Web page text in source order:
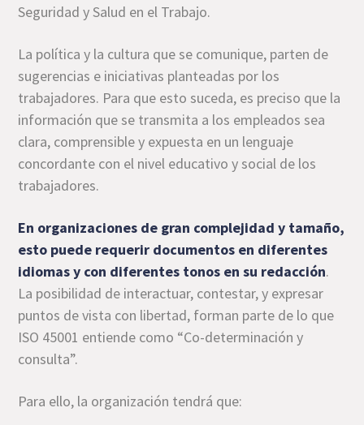
Seguridad y Salud en el Trabajo.
La política y la cultura que se comunique, parten de
sugerencias e iniciativas planteadas por los
trabajadores. Para que esto suceda, es preciso que la
información que se transmita a los empleados sea
clara, comprensible y expuesta en un lenguaje
concordante con el nivel educativo y social de los
trabajadores.
En organizaciones de gran complejidad y tamaño,
esto puede requerir documentos en diferentes
idiomas y con diferentes tonos en su redacción.
La posibilidad de interactuar, contestar, y expresar
puntos de vista con libertad, forman parte de lo que
ISO 45001 entiende como “Co-determinación y
consulta”.
Para ello, la organización tendrá que: